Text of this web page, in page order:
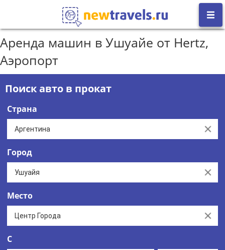
Аренда машин в Ушуайе от Hertz,
Аэропорт
Поиск авто в прокат
Страна
Clear
Город
Clear
Место
Clear
С